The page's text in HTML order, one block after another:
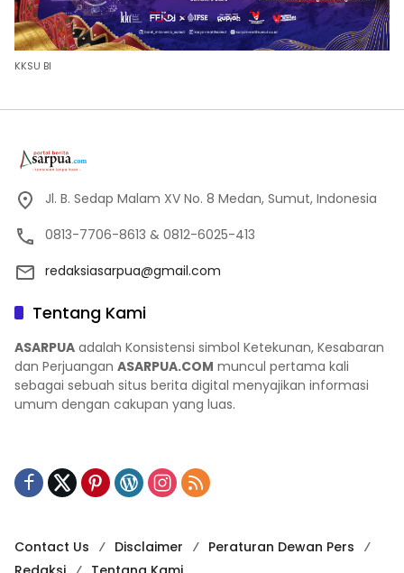
KKSU BI
Jl. B. Sedap Malam XV No. 8 Medan, Sumut, Indonesia
0813-7706-8613 & 0812-6025-413
redaksiasarpua@gmail.com
Tentang Kami
ASARPUA adalah Konsistensi simbol Ketekunan, Kesabaran
dan Perjuangan ASARPUA.COM muncul pertama kali
sebagai sebuah situs berita digital menyajikan informasi
umum dengan cakupan yang luas.
Contact Us Disclaimer
Peraturan Dewan Pers